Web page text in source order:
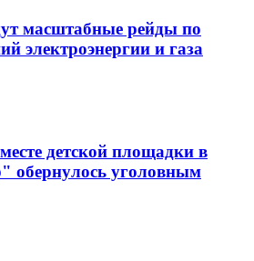
масштабные рейды по
электроэнергии и газа
детской площадки в
обернулось уголовным